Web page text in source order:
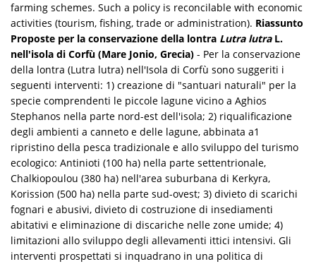
farming schemes. Such a policy is reconcilable with economic
activities (tourism, fishing, trade or administration). Riassunto
Proposte per la conservazione della lontra Lutra lutraL.
nell'isola di Corfù (Mare Jonio, Grecia) - Per la conservazione
della lontra (Lutra lutra) nell'Isola di Corfù sono suggeriti i
seguenti interventi: 1) creazione di "santuari naturali" per la
specie comprendenti le piccole lagune vicino a Aghios
Stephanos nella parte nord-est dell'isola; 2) riqualificazione
degli ambienti a canneto e delle lagune, abbinata a1
ripristino della pesca tradizionale e allo sviluppo del turismo
ecologico: Antinioti (100 ha) nella parte settentrionale,
Chalkiopoulou (380 ha) nell'area suburbana di Kerkyra,
Korission (500 ha) nella parte sud-ovest; 3) divieto di scarichi
fognari e abusivi, divieto di costruzione di insediamenti
abitativi e eliminazione di discariche nelle zone umide; 4)
limitazioni allo sviluppo degli allevamenti ittici intensivi. Gli
interventi prospettati si inquadrano in una politica di